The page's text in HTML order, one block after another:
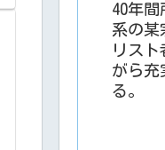
40年
系の某
リス
がら充
る。